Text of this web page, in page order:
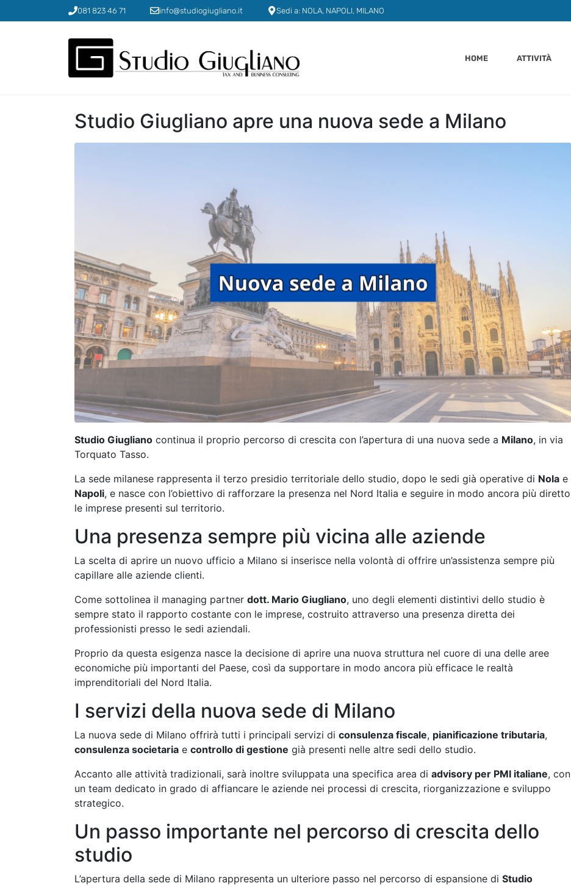
081 823 46 71 info@studiogiugliano.it Sedi a: NOLA, NAPOLI, MILANO
HOME ATTIVITÀ
Studio Giugliano apre una nuova sede a Milano
Studio Giugliano continua il proprio percorso di crescita con l’apertura di una nuova sede a Milano, in via
Torquato Tasso.
La sede milanese rappresenta il terzo presidio territoriale dello studio, dopo le sedi già operative di Nola e
Napoli, e nasce con l’obiettivo di rafforzare la presenza nel Nord Italia e seguire in modo ancora più diretto
le imprese presenti sul territorio.
Una presenza sempre più vicina alle aziende
La scelta di aprire un nuovo ufficio a Milano si inserisce nella volontà di offrire un’assistenza sempre più
capillare alle aziende clienti.
Come sottolinea il managing partner dott. Mario Giugliano, uno degli elementi distintivi dello studio è
sempre stato il rapporto costante con le imprese, costruito attraverso una presenza diretta dei
professionisti presso le sedi aziendali.
Proprio da questa esigenza nasce la decisione di aprire una nuova struttura nel cuore di una delle aree
economiche più importanti del Paese, così da supportare in modo ancora più efficace le realtà
imprenditoriali del Nord Italia.
I servizi della nuova sede di Milano
La nuova sede di Milano offrirà tutti i principali servizi di consulenza fiscale, pianificazione tributaria,
consulenza societaria e controllo di gestione già presenti nelle altre sedi dello studio.
Accanto alle attività tradizionali, sarà inoltre sviluppata una specifica area di advisory per PMI italiane, con
un team dedicato in grado di affiancare le aziende nei processi di crescita, riorganizzazione e sviluppo
strategico.
Un passo importante nel percorso di crescita dello
studio
L’apertura della sede di Milano rappresenta un ulteriore passo nel percorso di espansione di Studio